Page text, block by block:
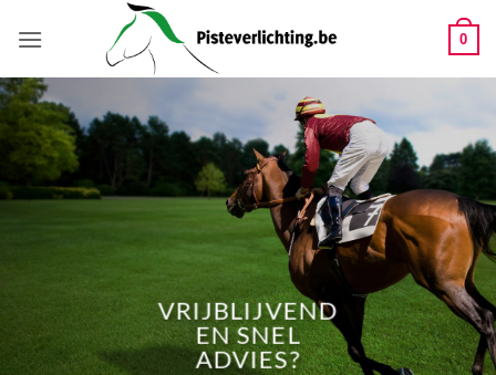
naar
0
VRIJBLIJVEND
EN SNEL
ADVIES?